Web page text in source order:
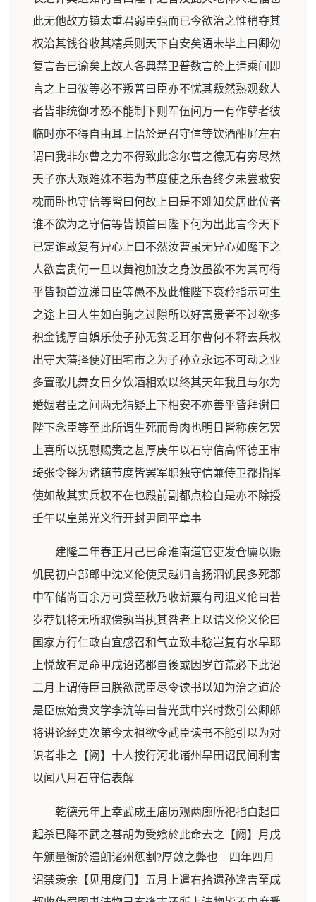
此无他故方镇太重君弱臣强而已今欲治之惟稍夺其
权治其钱谷收其精兵则天下自安矣语未毕上曰卿勿
复言吾已谕矣上故人各典禁卫普数言於上请乘间即
言之上曰彼等必不叛普曰臣亦不忧其叛然熟观数人
者皆非统御才恐不能制下则军伍间万一有作孽者彼
临时亦不得自由耳上悟於是召守信等饮酒酣屛左右
谓曰我非尔曹之力不得致此念尔曹之德无有穷尽然
天子亦大艰难殊不若为节度使之乐吾终夕未尝敢安
枕而卧也守信等皆曰何故上曰是不难知矣居此位者
谁不欲为之守信等皆顿首曰陛下何为出此言今天下
已定谁敢复有异心上曰不然汝曹虽无异心如麾下之
人欲富贵何一旦以黄袍加汝之身汝虽欲不为其可得
乎皆顿首泣涕曰臣等愚不及此惟陛下哀矜指示可生
之途上曰人生如白驹之过隙所以好富贵者不过欲多
积金钱厚自娯乐使子孙无贫乏耳尔曹何不释去兵权
出守大藩择便好田宅市之为子孙立永远不可动之业
多置歌儿舞女日夕饮酒相欢以终其天年我且与尔为
婚姻君臣之间两无猜疑上下相安不亦善乎皆拜谢曰
陛下念臣等至此所谓生死而骨肉也明日皆称疾乞罢
上喜所以抚慰赐赉之甚厚庚午以石守信高怀德王审
琦张令铎为诸镇节度皆罢军职独守信兼侍卫都指挥
使如故其实兵权不在也殿前副都点检自是亦不除授
壬午以皇弟光义行开封尹同平章事
建隆二年春正月己巳命淮南道官吏发仓廪以赈
饥民初户部郎中沈义伦使吴越归言扬泗饥民多死郡
中军储尚百余万可贷至秋乃收新粟有司沮义伦曰若
岁荐饥将无所取偿孰当执其咎者上以诘义伦义伦曰
国家方行仁政自宜感召和气立致丰稔岂复有水旱耶
上悦故有是命甲戌诏诸郡自後或因岁首荒必下此诏
二月上谓侍臣曰朕欲武臣尽令读书以知为治之道於
是臣庶始贵文学李沆等曰昔光武中兴时数引公卿郎
将讲论经史次第今太祖欲令武臣读书不能引以为对
识者非之【阙】十人按行河北诸州旱田诏民间利害
以闻八月石守信表解
乾德元年上幸武成王庙历观两廊所祀指白起曰
起杀已降不武之甚胡为受飨於此命去之【阙】月戊
午颁量衡於澧朗诸州惩割?厚敛之弊也 四年四月
诏禁羡余【见用度门】五月上遣右拾遗孙逢吉至成